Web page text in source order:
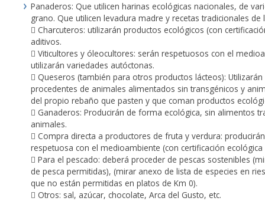
Panaderos: Que utilicen harinas ecológicas nacionales, de
grano. Que utilicen levadura madre y recetas tradicionales de
 Charcuteros: utilizarán productos ecológicos (con
aditivos.
 Viticultores y óleocultores: serán respetuosos con el
utilizarán variedades autóctonas.
 Queseros (también para otros productos lácteos): Utilizarán
procedentes de animales alimentados sin transgénicos y
del propio rebaño que pasten y que coman productos
 Ganaderos: Producirán de forma ecológica, sin alimentos
animales.
 Compra directa a productores de fruta y verdura:
respetuosa con el medioambiente (con certificación ecológica
 Para el pescado: deberá proceder de pescas sostenibles
de pesca permitidas), (mirar anexo de lista de especies en
que no están permitidas en platos de Km 0).
 Otros: sal, azúcar, chocolate, Arca del Gusto, etc.